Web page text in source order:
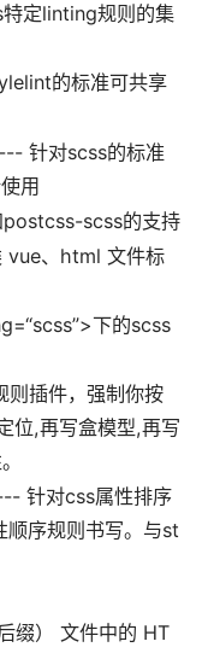
定linting规则的集
的标准可共享
针对scss的标准
用
scss的支持
、html 文件标
下的scss
插件，强制你按
位,再写盒模型,再写
针对css属性排序
顺序规则书写。与st
缀） 文件中的 HT